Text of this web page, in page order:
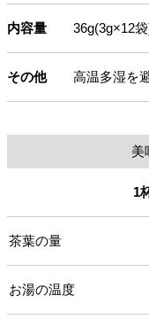
内容量 36g(3g×12
その他 高温多湿を
美
1
茶葉の量
お湯の温度